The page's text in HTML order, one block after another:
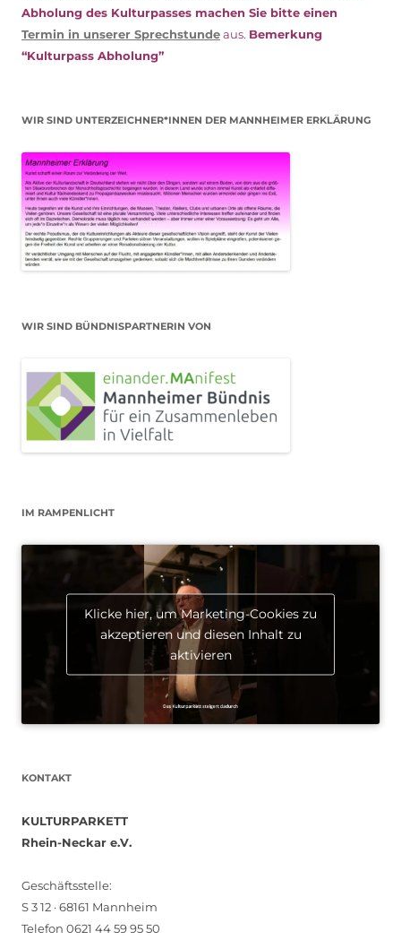
Abholung des Kulturpasses machen Sie bitte einen
Termin in unserer Sprechstundeaus. Bemerkung
“Kulturpass Abholung”
WIR SIND UNTERZEICHNER*INNEN DER MANNHEIMER ERKLÄRUNG
WIR SIND BÜNDNISPARTNERIN VON
IM RAMPENLICHT
Klicke hier, um Marketing-Cookies zu
akzeptieren und diesen Inhalt zu
aktivieren
KONTAKT
KULTURPARKETT
Rhein-Neckar e.V.
Geschäftsstelle:
S 3 12 · 68161 Mannheim
Telefon 0621 44 59 95 50